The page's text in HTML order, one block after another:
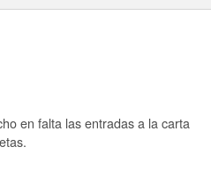
en falta las entradas a la carta